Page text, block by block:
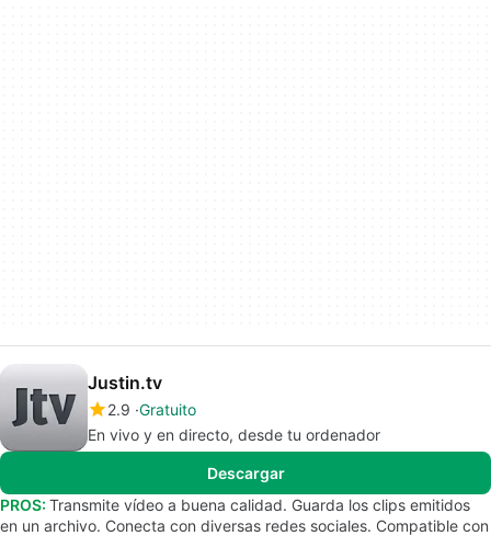
Justin.tv
2.9 Gratuito
En vivo y en directo, desde tu ordenador
Descargar
PROS: Transmite vídeo a buena calidad. Guarda los clips emitidos
en un archivo. Conecta con diversas redes sociales. Compatible con